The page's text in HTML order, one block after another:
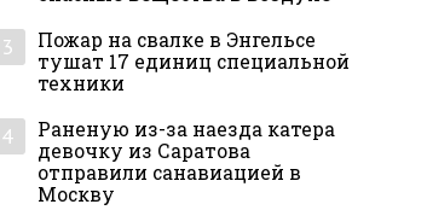
3
Пожар на свалке в Энгельсе
тушат 17 единиц специальной
техники
4
Раненую из-за наезда катера
девочку из Саратова
отправили санавиацией в
Москву